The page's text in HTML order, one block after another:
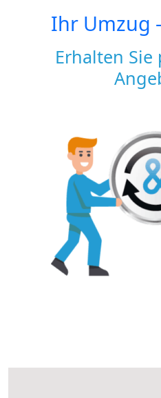
Ihr Umzug
Erhalten